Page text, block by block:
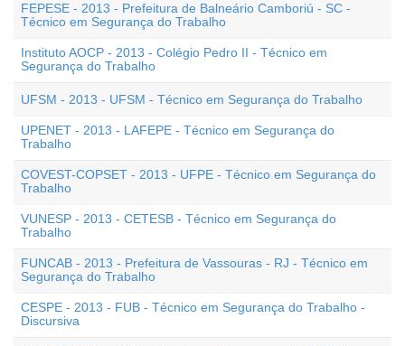
FEPESE - 2013 - Prefeitura de Balneário Camboriú - SC -
Técnico em Segurança do Trabalho
Instituto AOCP - 2013 - Colégio Pedro II - Técnico em
Segurança do Trabalho
UFSM - 2013 - UFSM - Técnico em Segurança do Trabalho
UPENET - 2013 - LAFEPE - Técnico em Segurança do
Trabalho
COVEST-COPSET - 2013 - UFPE - Técnico em Segurança do
Trabalho
VUNESP - 2013 - CETESB - Técnico em Segurança do
Trabalho
FUNCAB - 2013 - Prefeitura de Vassouras - RJ - Técnico em
Segurança do Trabalho
CESPE - 2013 - FUB - Técnico em Segurança do Trabalho -
Discursiva